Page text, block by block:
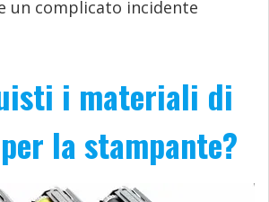
un complicato incidente
i materiali di
la stampante?